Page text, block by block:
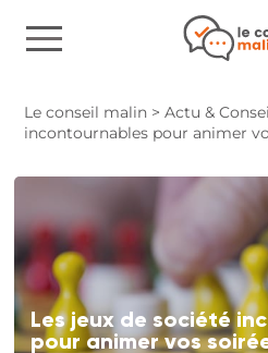
Le conseil malin >Actu &
incontournables pour animer
Les jeux de société
pour animer vos